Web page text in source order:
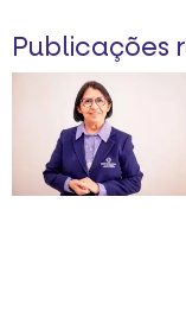
Publicações